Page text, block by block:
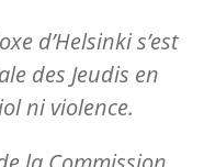
d’Helsinki s’est
des Jeudis en
ni violence.